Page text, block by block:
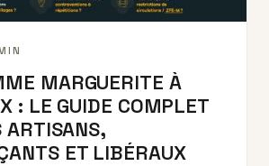
MARGUERITE À
: LE GUIDE COMPLET
ARTISANS,
ET LIBÉRAUX